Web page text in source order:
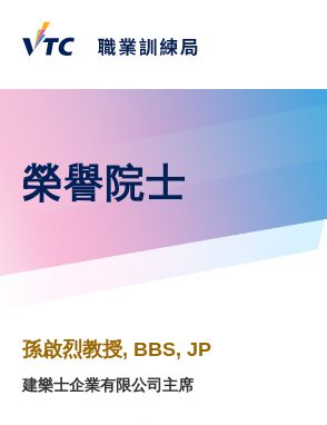
榮譽院士
孫啟烈教授, BBS, JP
建樂士企業有限公司主席